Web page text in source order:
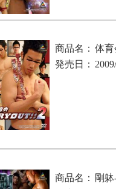
商品名： 体
発売日：
商品名：
剛